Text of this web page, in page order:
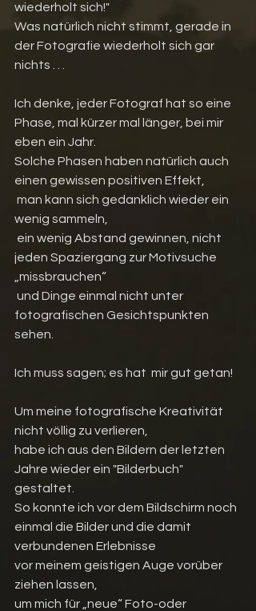
wiederholt sich!"
Was natürlich nicht stimmt, gerade in
der Fotografie wiederholt sich gar
nichts . . .
Ich denke, jeder Fotograf hat so eine
Phase, mal kürzer mal länger, bei mir
eben ein Jahr.
Solche Phasen haben natürlich auch
einen gewissen positiven Effekt,
wenig sammeln,
jeden Spaziergang zur Motivsuche
„missbrauchen“
fotografischen Gesichtspunkten
sehen.
Ich muss sagen; es hat  mir gut getan!
Um meine fotografische Kreativität
nicht völlig zu verlieren,
habe ich aus den Bildern der letzten
Jahre wieder ein "Bilderbuch"
gestaltet.
So konnte ich vor dem Bildschirm noch
einmal die Bilder und die damit
verbundenen Erlebnisse
vor meinem geistigen Auge vorüber
ziehen lassen,
um mich für „neue“ Foto-oder